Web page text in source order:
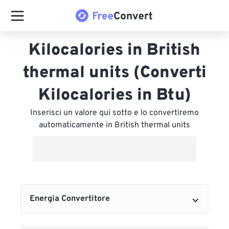
Kilocalories in British
thermal units (Converti
Kilocalories in Btu)
Inserisci un valore qui sotto e lo convertiremo
automaticamente in British thermal units